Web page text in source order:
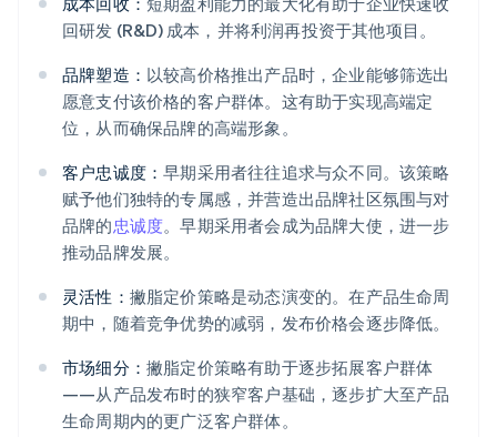
回研发 (R&D) 成本，并将利润再投资于其他项目。
品牌塑造： 以较高价格推出产品时，企业能够筛选出
愿意支付该价格的客户群体。这有助于实现高端定
位，从而确保品牌的高端形象。
客户忠诚度：早期采用者往往追求与众不同。该策略
赋予他们独特的专属感，并营造出品牌社区氛围与对
品牌的忠诚度。早期采用者会成为品牌大使，进一步
推动品牌发展。
灵活性： 撇脂定价策略是动态演变的。在产品生命周
期中，随着竞争优势的减弱，发布价格会逐步降低。
市场细分： 撇脂定价策略有助于逐步拓展客户群体
——从产品发布时的狭窄客户基础，逐步扩大至产品
生命周期内的更广泛客户群体。